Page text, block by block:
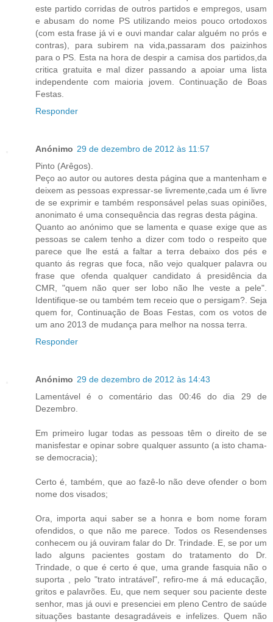
este partido corridas de outros partidos e empregos, usam
e abusam do nome PS utilizando meios pouco ortodoxos
(com esta frase já vi e ouvi mandar calar alguém no prós e
contras), para subirem na vida,passaram dos paizinhos
para o PS. Esta na hora de despir a camisa dos partidos,da
critica gratuita e mal dizer passando a apoiar uma lista
independente com maioria jovem. Continuação de Boas
Festas.
Responder
Anónimo 29 de dezembro de 2012 às 11:57
Pinto (Arêgos).
Peço ao autor ou autores desta página que a mantenham e
deixem as pessoas expressar-se livremente,cada um é livre
de se exprimir e também responsável pelas suas opiniões,
anonimato é uma consequência das regras desta página.
Quanto ao anónimo que se lamenta e quase exige que as
pessoas se calem tenho a dizer com todo o respeito que
parece que lhe está a faltar a terra debaixo dos pés e
quanto ás regras que foca, não vejo qualquer palavra ou
frase que ofenda qualquer candidato á presidência da
CMR, "quem não quer ser lobo não lhe veste a pele".
Identifique-se ou também tem receio que o persigam?. Seja
quem for, Continuação de Boas Festas, com os votos de
um ano 2013 de mudança para melhor na nossa terra.
Responder
Anónimo 29 de dezembro de 2012 às 14:43
Lamentável é o comentário das 00:46 do dia 29 de
Dezembro.
Em primeiro lugar todas as pessoas têm o direito de se
manisfestar e opinar sobre qualquer assunto (a isto chama-
se democracia);
Certo é, também, que ao fazê-lo não deve ofender o bom
nome dos visados;
Ora, importa aqui saber se a honra e bom nome foram
ofendidos, o que não me parece. Todos os Resendenses
conhecem ou já ouviram falar do Dr. Trindade. E, se por um
lado alguns pacientes gostam do tratamento do Dr.
Trindade, o que é certo é que, uma grande fasquia não o
suporta , pelo "trato intratável", refiro-me á má educação,
gritos e palavrões. Eu, que nem sequer sou paciente deste
senhor, mas já ouvi e presenciei em pleno Centro de saúde
situações bastante desagradáveis e infelizes. Quem não